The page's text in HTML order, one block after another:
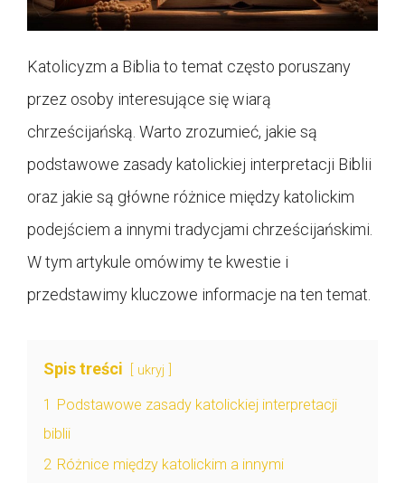
Katolicyzm a Biblia to temat często poruszany
przez osoby interesujące się wiarą
chrześcijańską. Warto zrozumieć, jakie są
podstawowe zasady katolickiej interpretacji Biblii
oraz jakie są główne różnice między katolickim
podejściem a innymi tradycjami chrześcijańskimi.
W tym artykule omówimy te kwestie i
przedstawimy kluczowe informacje na ten temat.
Spis treści ukryj
1 Podstawowe zasady katolickiej interpretacji
biblii
2 Różnice między katolickim a innymi